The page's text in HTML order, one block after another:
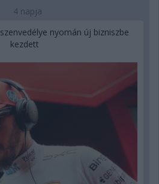
4 napja
nyomán új bizniszbe
kezdett